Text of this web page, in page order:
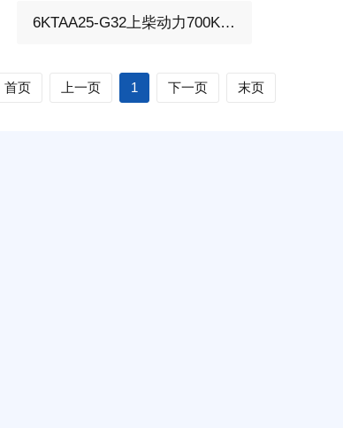
700KW柴油发电机组，选用上柴动力
型号:6KTAA25-G32、柴油发动机1小
轮增压V型6缸发动机配套昇丰全铜无
刷发电机，全铜发电机质保两年。标
6KTAA25-G32上柴动力700KW柴油发电机组
首页 上一页 1 下一页 末页